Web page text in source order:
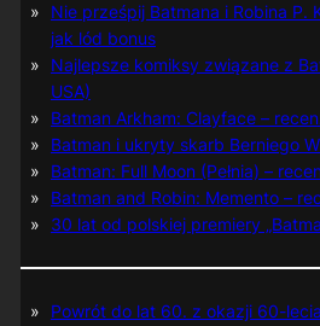
Nie prześpij Batmana i Robina P.
jak lód bonus
Najlepsze komiksy związane z
USA)
Batman Arkham: Clayface –
Batman i ukryty skarb Berniego
Batman: Full Moon (Pełnia) –
Batman and Robin: Memento –
30 lat od polskiej premiery
Powrót do lat 60. z okazji 60-